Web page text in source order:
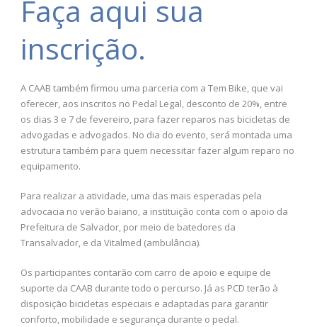
Faça aqui sua
inscrição.
A CAAB também firmou uma parceria com a Tem Bike, que vai
oferecer, aos inscritos no Pedal Legal, desconto de 20%, entre
os dias 3 e 7 de fevereiro, para fazer reparos nas bicicletas de
advogadas e advogados. No dia do evento, será montada uma
estrutura também para quem necessitar fazer algum reparo no
equipamento.
Para realizar a atividade, uma das mais esperadas pela
advocacia no verão baiano, a instituição conta com o apoio da
Prefeitura de Salvador, por meio de batedores da
Transalvador, e da Vitalmed (ambulância).
Os participantes contarão com carro de apoio e equipe de
suporte da CAAB durante todo o percurso. Já as PCD terão à
disposição bicicletas especiais e adaptadas para garantir
conforto, mobilidade e segurança durante o pedal.